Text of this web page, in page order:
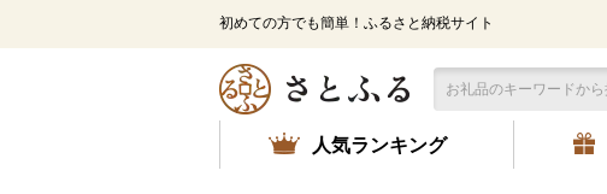
初めての方でも簡単！ふるさと納税サイト
人気ランキング